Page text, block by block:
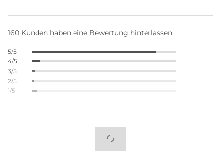
160 Kunden haben eine Bewertung hinterlassen
5/5
4/5
3/5
2/5
1/5